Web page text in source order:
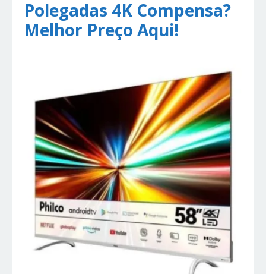
Polegadas 4K Compensa?
Melhor Preço Aqui!